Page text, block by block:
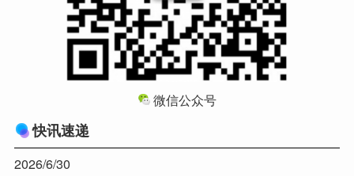
微信公众号
快讯速递
2026/6/30